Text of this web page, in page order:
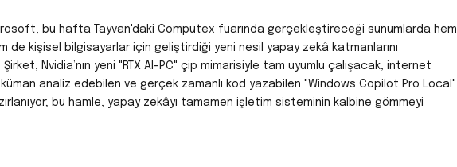
bu hafta Tayvan'daki Computex fuarında gerçekleştireceği sunumlarda hem
de kişisel bilgisayarlar için geliştirdiği yeni nesil yapay zekâ katmanlarını
Nvidia’nın yeni "RTX AI-PC" çip mimarisiyle tam uyumlu çalışacak, internet
analiz edebilen ve gerçek zamanlı kod yazabilen "Windows Copilot Pro Local"
bu hamle, yapay zekâyı tamamen işletim sisteminin kalbine gömmeyi